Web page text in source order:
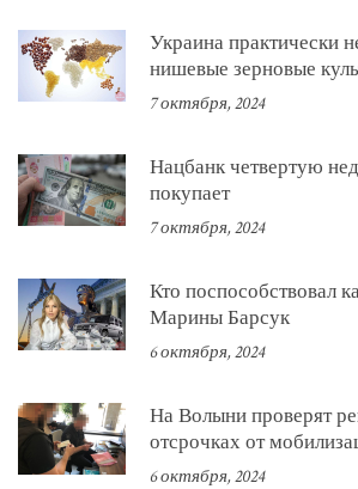
Украина практически
нишевые зерновые
7 октября, 2024
Нацбанк четвертую
покупает
7 октября, 2024
Кто поспособствовал
Марины Барсук
6 октября, 2024
На Волыни проверят
отсрочках от
6 октября, 2024